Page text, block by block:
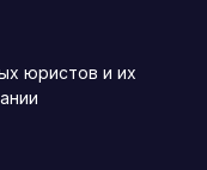
юристов и их